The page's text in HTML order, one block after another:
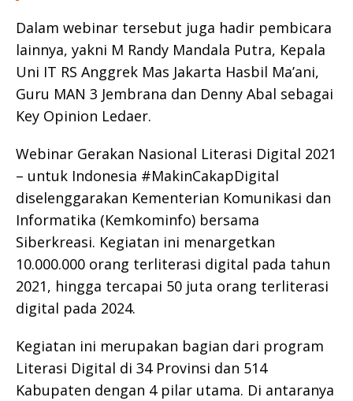
Dalam webinar tersebut juga hadir pembicara
lainnya, yakni M Randy Mandala Putra, Kepala
Uni IT RS Anggrek Mas Jakarta Hasbil Ma’ani,
Guru MAN 3 Jembrana dan Denny Abal sebagai
Key Opinion Ledaer.
Webinar Gerakan Nasional Literasi Digital 2021
– untuk Indonesia #MakinCakapDigital
diselenggarakan Kementerian Komunikasi dan
Informatika (Kemkominfo) bersama
Siberkreasi. Kegiatan ini menargetkan
10.000.000 orang terliterasi digital pada tahun
2021, hingga tercapai 50 juta orang terliterasi
digital pada 2024.
Kegiatan ini merupakan bagian dari program
Literasi Digital di 34 Provinsi dan 514
Kabupaten dengan 4 pilar utama. Di antaranya